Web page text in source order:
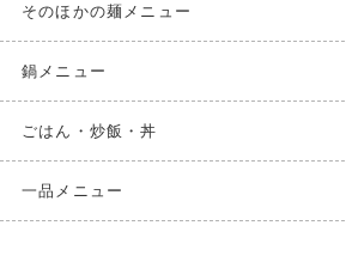
そのほかの麺メニュー
鍋メニュー
ごはん・炒飯・丼
一品メニュー